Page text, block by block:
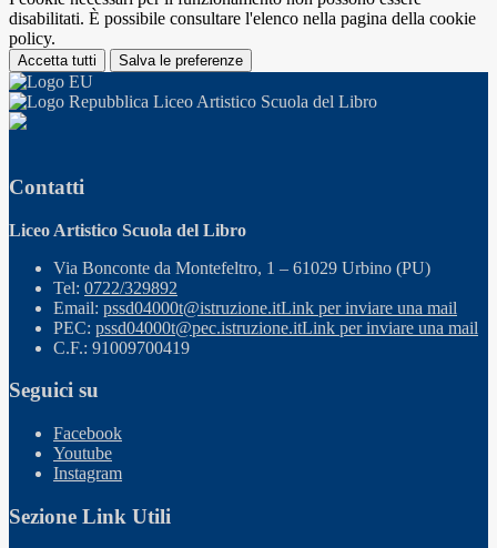
disabilitati. È possibile consultare l'elenco nella pagina della cookie
policy.
Accetta tutti Salva le preferenze
Liceo Artistico Scuola del Libro
Contatti
Liceo Artistico Scuola del Libro
Via Bonconte da Montefeltro, 1 – 61029 Urbino (PU)
Tel: 0722/329892
Email: pssd04000t@istruzione.itLink per inviare una mail
PEC: pssd04000t@pec.istruzione.itLink per inviare una mail
C.F.: 91009700419
Seguici su
Facebook
Youtube
Instagram
Sezione Link Utili